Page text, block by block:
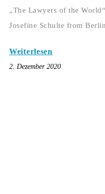
„The Lawyers of the
Josefine Schulte from
Weiterlesen
2. Dezember 2020